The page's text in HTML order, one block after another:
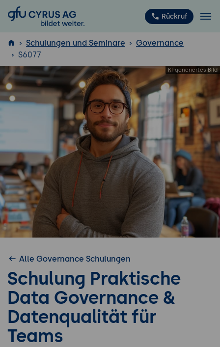
GFU Cyrus AG Rückruf
ISTQB ®
Schulungen und Seminare
Governance
S6077
Alle Governance Schulungen
Schulung Praktische
Data Governance &
Datenqualität für
Teams